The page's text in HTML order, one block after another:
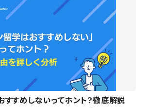
すすめしないってホント？徹底解説